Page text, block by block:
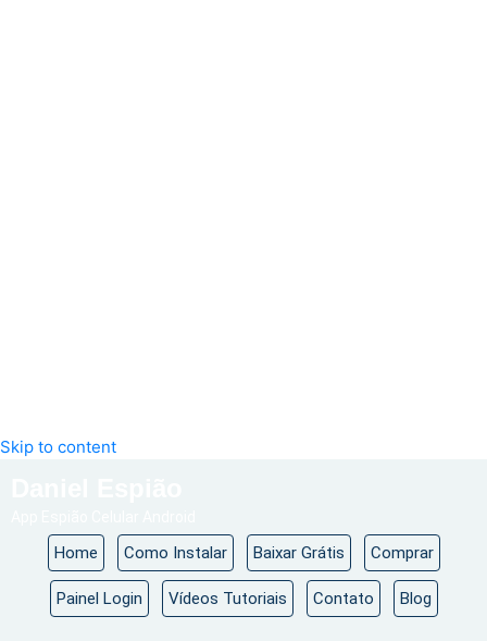
Skip to content
Home Como Instalar Baixar Grátis Comprar
Painel Login Vídeos Tutoriais Contato Blog